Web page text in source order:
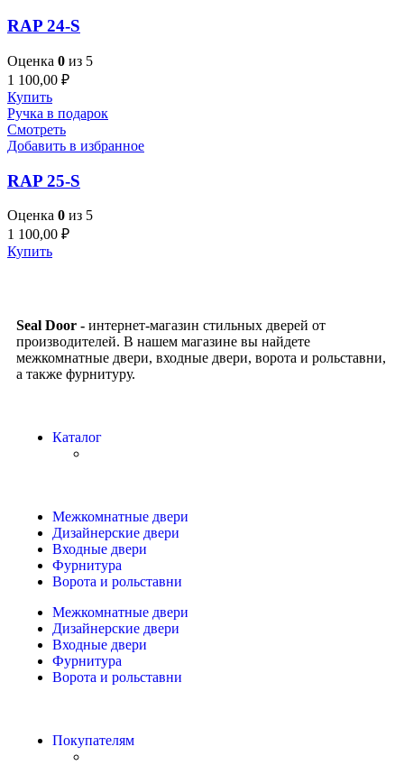
RAP 24-S
Оценка 0 из 5
1 100,00 ₽
Купить
Ручка в подарок
Смотреть
Добавить в избранное
RAP 25-S
Оценка 0 из 5
1 100,00 ₽
Купить
Seal Door - интернет-магазин стильных дверей от
производителей. В нашем магазине вы найдете
межкомнатные двери, входные двери, ворота и рольставни,
а также фурнитуру.
Каталог
Межкомнатные двери
Дизайнерские двери
Входные двери
Фурнитура
Ворота и рольставни
Межкомнатные двери
Дизайнерские двери
Входные двери
Фурнитура
Ворота и рольставни
Покупателям